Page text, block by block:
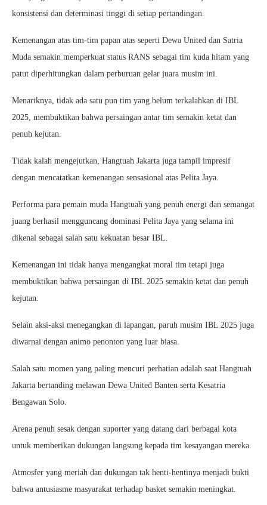
konsistensi dan determinasi tinggi di setiap pertandingan.
Kemenangan atas tim-tim papan atas seperti Dewa United dan Satria
Muda semakin memperkuat status RANS sebagai tim kuda hitam yang
patut diperhitungkan dalam perburuan gelar juara musim ini.
Menariknya, tidak ada satu pun tim yang belum terkalahkan di IBL
2025, membuktikan bahwa persaingan antar tim semakin ketat dan
penuh kejutan.
Tidak kalah mengejutkan, Hangtuah Jakarta juga tampil impresif
dengan mencatatkan kemenangan sensasional atas Pelita Jaya.
Performa para pemain muda Hangtuah yang penuh energi dan semangat
juang berhasil mengguncang dominasi Pelita Jaya yang selama ini
dikenal sebagai salah satu kekuatan besar IBL.
Kemenangan ini tidak hanya mengangkat moral tim tetapi juga
membuktikan bahwa persaingan di IBL 2025 semakin ketat dan penuh
kejutan.
Selain aksi-aksi menegangkan di lapangan, paruh musim IBL 2025 juga
diwarnai dengan animo penonton yang luar biasa.
Salah satu momen yang paling mencuri perhatian adalah saat Hangtuah
Jakarta bertanding melawan Dewa United Banten serta Kesatria
Bengawan Solo.
Arena penuh sesak dengan suporter yang datang dari berbagai kota
untuk memberikan dukungan langsung kepada tim kesayangan mereka.
Atmosfer yang meriah dan dukungan tak henti-hentinya menjadi bukti
bahwa antusiasme masyarakat terhadap basket semakin meningkat.